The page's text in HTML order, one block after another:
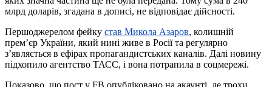
млрд доларів, згадана в дописі, не відповідає дійсності.
Першоджерелом фейку став Микола Азаров, колишній
прем’єр України, який нині живе в Росії та регулярно
з’являється в ефірах пропагандистських каналів. Далі новину
підхопило агентство ТАСС, і вона потрапила в соцмережі.
Показово, що пост у FB опубліковано на акаунті, де трохи